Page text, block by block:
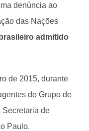
denúncia ao
das Nações
admitido
de 2015, durante
do Grupo de
Secretaria de
Paulo.